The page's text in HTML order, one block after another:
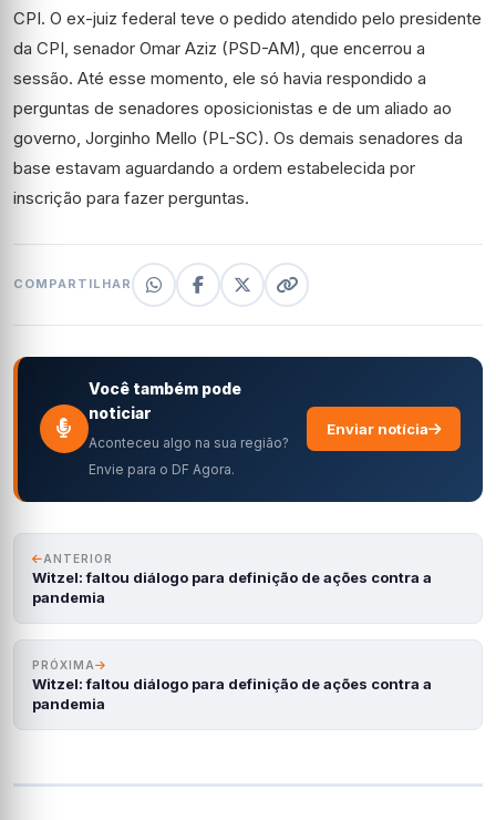
CPI. O ex-juiz federal teve o pedido atendido pelo presidente
da CPI, senador Omar Aziz (PSD-AM), que encerrou a
sessão. Até esse momento, ele só havia respondido a
perguntas de senadores oposicionistas e de um aliado ao
governo, Jorginho Mello (PL-SC). Os demais senadores da
base estavam aguardando a ordem estabelecida por
inscrição para fazer perguntas.
COMPARTILHAR
Você também pode
noticiar
Aconteceu algo na sua região?
Envie para o DF Agora.
Enviar notícia
ANTERIOR
Witzel: faltou diálogo para definição de ações contra a
pandemia
PRÓXIMA
Witzel: faltou diálogo para definição de ações contra a
pandemia